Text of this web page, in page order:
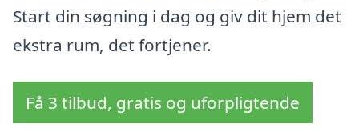
Start din søgning i dag og giv dit hjem det
ekstra rum, det fortjener.
Få 3 tilbud, gratis og uforpligtende